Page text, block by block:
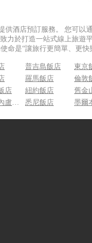
供酒店預訂服務。 您可
力於打造一站式線上旅
命是“讓旅行更簡單、更
普吉島飯店
東京
羅馬飯店
倫敦
店 紐約飯店
舊金
里約熱內盧飯店 悉尼飯店 墨爾